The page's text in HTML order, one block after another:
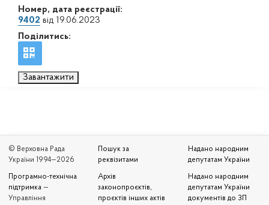
Номер, дата реєстрації:
9402 від 19.06.2023
Поділитись:
Завантажити
© Верховна Рада
України 1994—2026
Програмно-технічна
підтримка —
Управління
Пошук за
реквізитами
Архів
законопроєктів,
проєктів інших актів
Надано народним
депутатам України
Надано народним
депутатам України
документів до ЗП